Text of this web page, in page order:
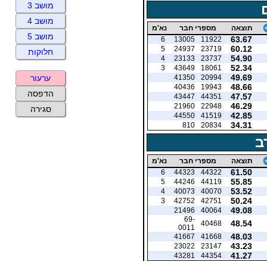
תוצאה מספרי חבר נא'מ
63.67
11922
13005
6
60.12
23719
24937
5
54.90
23737
23133
4
52.34
18061
43649
3
49.69
20994
41350
48.66
19943
40436
47.57
44351
43447
46.29
22948
21960
42.85
41519
44550
34.31
20834
810
תוצאה מספרי חבר נא'מ
61.50
44322
44323
6
55.85
44119
44246
5
53.52
40070
40073
4
50.24
42751
42752
3
49.08
40064
21496
48.54
40468
69-
0011
48.03
41668
41667
43.23
23147
23022
41.27
44354
43281
מושב 3
מושב 4
מושב 5
חלוקות
ערעור
הדפסה
סגירה